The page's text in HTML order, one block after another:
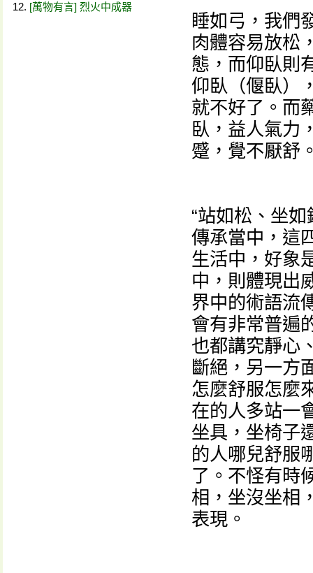
[萬物有言] 烈火中成器
睡如弓，我們
肉體容易放松
態，而仰臥則
仰臥（偃臥）
就不好了。而
臥，益人氣力
蹙，覺不厭舒
“站如松、坐
傳承當中，這
生活中，好象
中，則體現出
界中的術語流
會有非常普遍
也都講究靜心
斷絕，另一方
怎麼舒服怎麼
在的人多站一
坐具，坐椅子
的人哪兒舒服
了。不怪有時
相，坐沒坐相
表現。